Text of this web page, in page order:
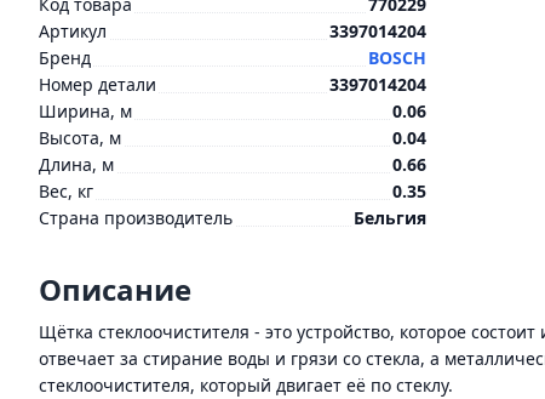
Артикул
3397014204
Бренд
BOSCH
Номер детали
3397014204
Ширина, м
0.06
Высота, м
0.04
Длина, м
0.66
Вес, кг
0.35
Страна производитель
Бельгия
Описание
Щётка стеклоочистителя - это устройство, которое
отвечает за стирание воды и грязи со стекла, а
стеклоочистителя, который двигает её по стеклу.